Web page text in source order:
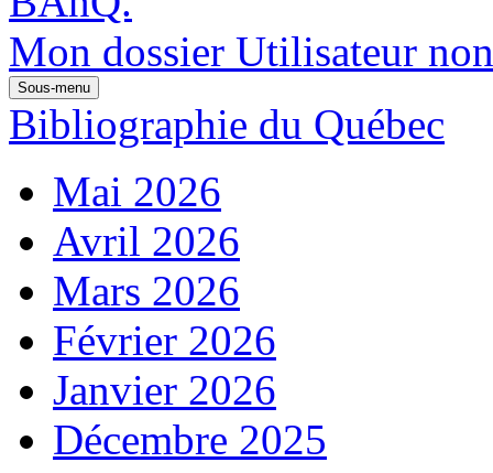
Mon dossier Utilisateur
Sous-menu
Bibliographie du Québec
Mai 2026
Avril 2026
Mars 2026
Février 2026
Janvier 2026
Décembre 2025